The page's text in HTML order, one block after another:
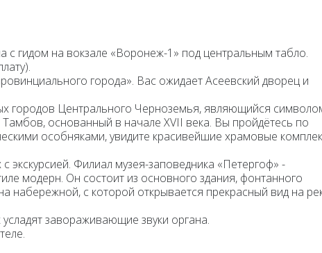
гидом на вокзале «Воронеж-1» под центральным табло.
города». Вас ожидаетАсеевский дворец и
городов Центрального Черноземья, являющийся
основанный в начале XVII века. Вы пройдётесь по
особняками, увидите красивейшие храмовые
с экскурсией. Филиал музея-заповедника «Петергоф» -
модерн. Он состоит из основного здания, фонтанного
набережной, с которой открывается прекрасный вид на
завораживающие звуки органа.